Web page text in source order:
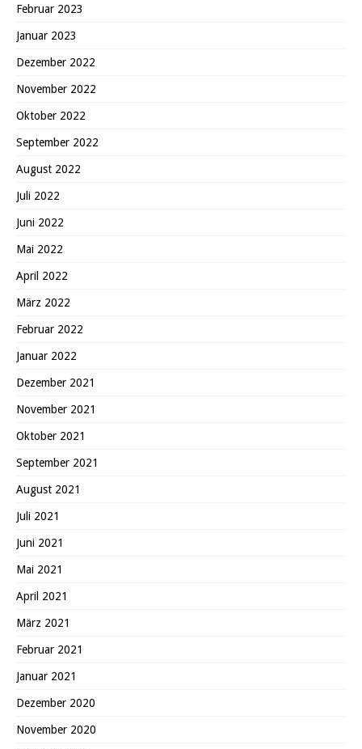
Februar 2023
Januar 2023
Dezember 2022
November 2022
Oktober 2022
September 2022
August 2022
Juli 2022
Juni 2022
Mai 2022
April 2022
März 2022
Februar 2022
Januar 2022
Dezember 2021
November 2021
Oktober 2021
September 2021
August 2021
Juli 2021
Juni 2021
Mai 2021
April 2021
März 2021
Februar 2021
Januar 2021
Dezember 2020
November 2020